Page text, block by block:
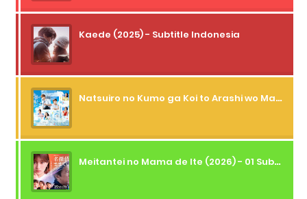
Kaede (2025) - Subtitle Indonesia
Natsuiro no Kumo ga Koi to Arashi wo Makiokosu (2026) - 01 Subtitle Indonesia
Meitantei no Mama de Ite (2026) - 01 Subtitle Indonesia